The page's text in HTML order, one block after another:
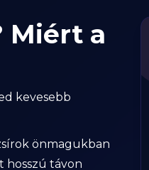
Miért a
kevesebb
önmagukban
hosszú távon